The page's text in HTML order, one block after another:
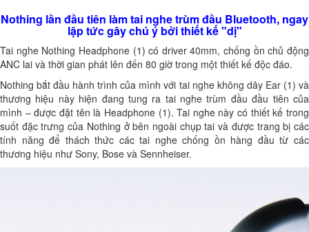
Nothing lần đầu tiên làm tai nghe trùm đầu Bluetooth, ngay
lập tức gây chú ý bởi thiết kế "dị"
Tai nghe Nothing Headphone (1) có driver 40mm, chống ồn chủ động
ANC lai và thời gian phát lên đến 80 giờ trong một thiết kế độc đáo.
Nothing bắt đầu hành trình của mình với tai nghe không dây Ear (1) và
thương hiệu này hiện đang tung ra tai nghe trùm đầu đầu tiên của
mình – được đặt tên là Headphone (1). Tai nghe này có thiết kế trong
suốt đặc trưng của Nothing ở bên ngoài chụp tai và được trang bị các
tính năng để thách thức các tai nghe chống ồn hàng đầu từ các
thương hiệu như Sony, Bose và Sennheiser.